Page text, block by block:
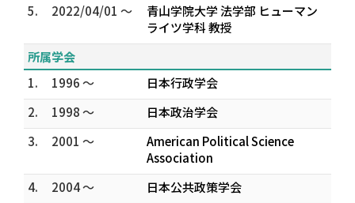
5. 2022/04/01 ～
青山学院大学 法学部 ヒューマン
ライツ学科 教授
所属学会
1.
1996 ～
日本行政学会
2.
1998 ～
日本政治学会
3.
2001 ～
American Political Science
Association
4.
2004 ～
日本公共政策学会